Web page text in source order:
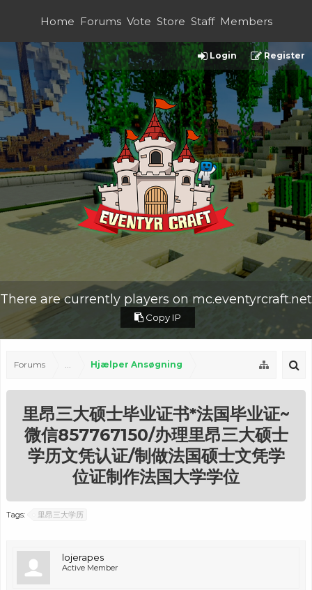
Home Forums Vote Store Staff Members
Login Register
There are currently players on mc.eventyrcraft.net
Copy IP
Forums ... Hjælper Ansøgning
里昂三大硕士毕业证书*法国毕业证~
微信857767150/办理里昂三大硕士
学历文凭认证/制做法国硕士文凭学
位证制作法国大学学位
Tags: 里昂三大学历
lojerapes
Active Member